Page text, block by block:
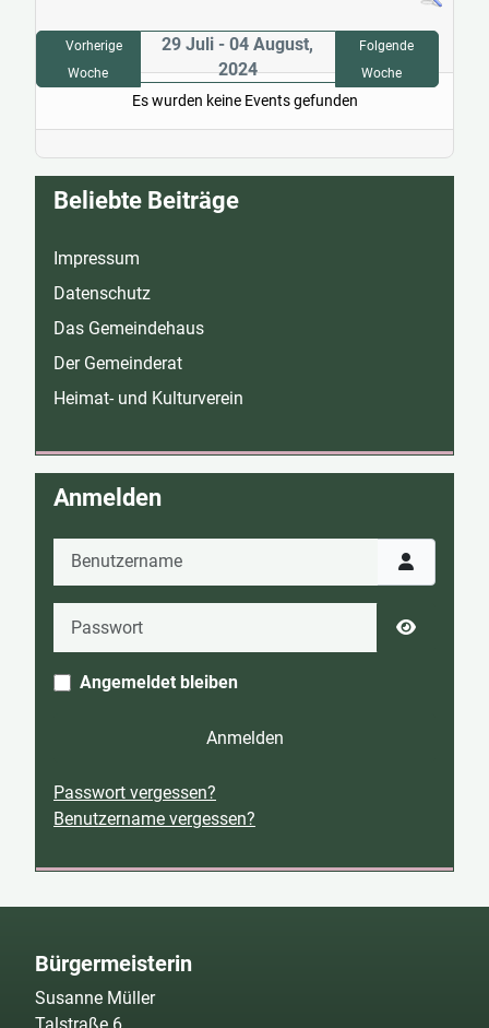
Vorherige
Woche
29 Juli - 04 August,
2024
Folgende
Woche
Es wurden keine Events gefunden
Beliebte Beiträge
Impressum
Datenschutz
Das Gemeindehaus
Der Gemeinderat
Heimat- und Kulturverein
Anmelden
Benutzername
Angemeldet bleiben
Anmelden
Passwort vergessen?
Benutzername vergessen?
Bürgermeisterin
Susanne Müller